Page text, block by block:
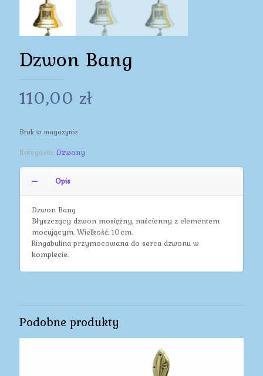
Dzwon Bang
110,00 zł
Brak w magazynie
Kategoria: Dzwony
Opis
Dzwon Bang
Błyszczący dzwon mosiężny, naścienny z elementem
mocującym. Wielkość: 10cm.
Ringabulina przymocowana do serca dzwonu w
komplecie.
Podobne produkty